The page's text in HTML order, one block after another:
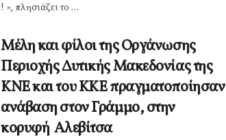
! », πλησιάζει το ...
Μέλη και φίλοι της Οργάνωσης
Περιοχής Δυτικής Μακεδονίας της
ΚΝΕ και του ΚΚΕ πραγματοποίησαν
ανάβαση στον Γράμμο, στην
κορυφή Αλεβίτσα